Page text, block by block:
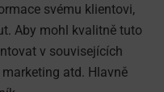
svému klientovi,
Aby mohl kvalitně tuto
v souvisejících
atd. Hlavně